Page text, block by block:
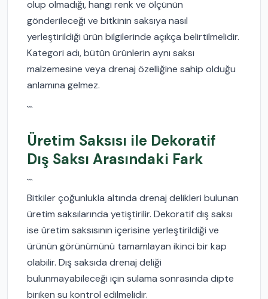
olup olmadığı, hangi renk ve ölçünün
gönderileceği ve bitkinin saksıya nasıl
yerleştirildiği ürün bilgilerinde açıkça belirtilmelidir.
Kategori adı, bütün ürünlerin aynı saksı
malzemesine veya drenaj özelliğine sahip olduğu
anlamına gelmez.
```
Üretim Saksısı ile Dekoratif
Dış Saksı Arasındaki Fark
```
Bitkiler çoğunlukla altında drenaj delikleri bulunan
üretim saksılarında yetiştirilir. Dekoratif dış saksı
ise üretim saksısının içerisine yerleştirildiği ve
ürünün görünümünü tamamlayan ikinci bir kap
olabilir. Dış saksıda drenaj deliği
bulunmayabileceği için sulama sonrasında dipte
biriken su kontrol edilmelidir.